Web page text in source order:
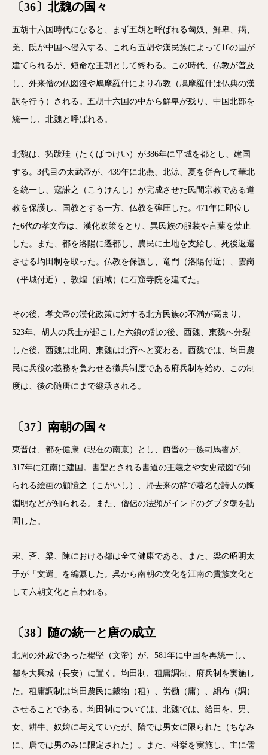
〔36〕北魏の国々
五胡十六国時代になると、まず五胡と呼ばれる匈奴、鮮卑、羯、
羌、氐が中国へ侵入する。これら五胡や漢民族によって16の国が
建てられるが、短命な王朝として終わる。この時代、仏教が普及
し、外来僧の仏図澄や鳩摩羅什により布教（鳩摩羅什は仏典の漢
訳を行う）される。五胡十六国の中から鮮卑が残り、中国北部を
統一し、北魏と呼ばれる。
北魏は、拓跋珪（たくばつけい）が386年に平城を都とし、建国
する。3代目の太武帝が、439年に北燕、北涼、夏を併合して華北
を統一し、寇謙之（こうけんし）が完成させた民間宗教である道
教を保護し、国教とする一方、仏教を弾圧した。471年に即位し
た6代の孝文帝は、漢化政策をとり、異民族の服装や言葉を禁止
した。また、都を洛陽に遷都し、農民に土地を支給し、死後返還
させる均田制を取った。仏教を保護し、竜門（洛陽付近）、雲崗
（平城付近）、敦煌（西域）に石窟寺院を建てた。
その後、孝文帝の漢化政策に対する北方民族の不満が高まり、
523年、胡人の兵士が起こした六鎮の乱の後、西魏、東魏へ分裂
した後、西魏は北周、東魏は北斉へと変わる。西魏では、均田農
民に兵役の義務を負わせる徴兵制度である府兵制を始め、この制
度は、後の随唐にまで継承される。
〔37〕南朝の国々
東晋は、都を健康（現在の南京）とし、西晋の一族司馬睿が、
317年に江南に建国。書聖とされる書道の王羲之や女史箴図で知
られる絵画の顧愷之（こがいし）、帰去来の辞で著名な詩人の陶
淵明などが知られる。また、僧侶の法顕がインドのグプタ朝を訪
問した。
宋、斉、梁、陳における都は全て健康である。また、梁の昭明太
子が「文選」を編纂した。呉から南朝の文化を江南の貴族文化と
して六朝文化と言われる。
〔38〕随の統一と唐の成立
北周の外戚であった楊堅（文帝）が、581年に中国を再統一し、
都を大興城（長安）に置く。均田制、租庸調制、府兵制を実施し
た。租庸調制は均田農民に穀物（租）、労働（庸）、絹布（調）
させることである。均田制については、北魏では、給田を、男、
女、耕牛、奴婢に与えていたが、隋では男女に限られた（ちなみ
に、唐では男のみに限定された）。また、科挙を実施し、主に儒